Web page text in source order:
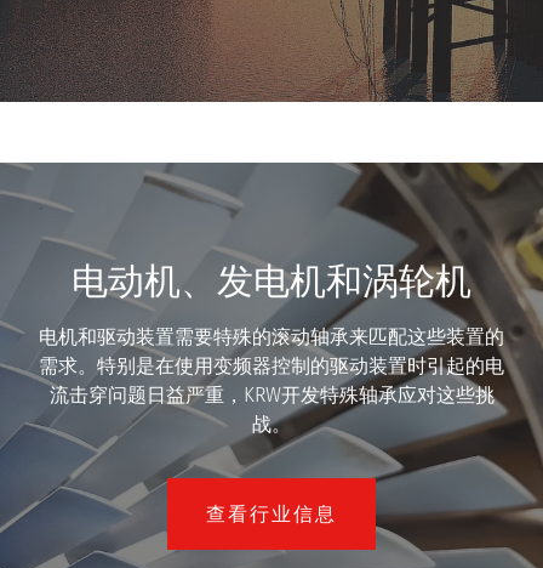
电动机、发电机和涡轮机
电机和驱动装置需要特殊的滚动轴承来匹配这些装置的
需求。特别是在使用变频器控制的驱动装置时引起的电
流击穿问题日益严重，KRW开发特殊轴承应对这些挑
战。
查看行业信息